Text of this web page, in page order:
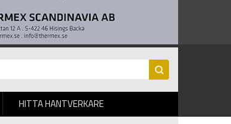
HITTA HANTVERKARE